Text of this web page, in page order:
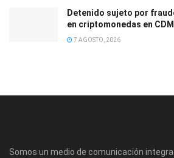
Detenido sujeto por
en criptomonedas en
7 AGOSTO, 2026
Somos un medio de comunicación